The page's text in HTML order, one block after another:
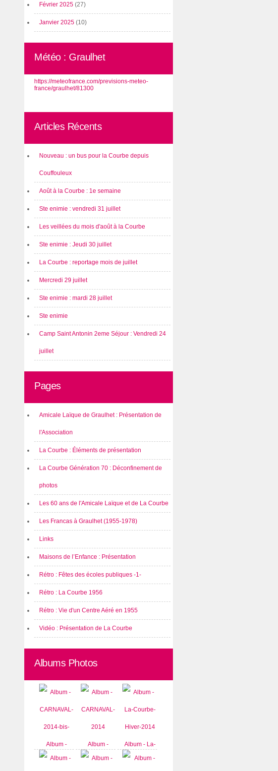
Février 2025 (27)
Janvier 2025 (10)
Météo : Graulhet
https://meteofrance.com/previsions-meteo-
france/graulhet/81300
Articles Récents
Nouveau : un bus pour la Courbe depuis
Couffouleux
Août à la Courbe : 1e semaine
Ste enimie : vendredi 31 juillet
Les veillées du mois d'août à la Courbe
Ste enimie : Jeudi 30 juillet
La Courbe : reportage mois de juillet
Mercredi 29 juillet
Ste enimie : mardi 28 juillet
Ste enimie
Camp Saint Antonin 2eme Séjour : Vendredi 24
juillet
Pages
Amicale Laïque de Graulhet : Présentation de
l'Association
La Courbe : Éléments de présentation
La Courbe Génération 70 : Déconfinement de
photos
Les 60 ans de l'Amicale Laïque et de La Courbe
Les Francas à Graulhet (1955-1978)
Links
Maisons de l’Enfance : Présentation
Rétro : Fêtes des écoles publiques -1-
Rétro : La Courbe 1956
Rétro : Vie d'un Centre Aéré en 1955
Vidéo : Présentation de La Courbe
Albums Photos
Album -
CARNAVAL-
Album -
CARNAVAL-
Album - La-
Courbe-